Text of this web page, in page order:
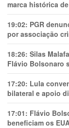
marca histórica
19:02: PGR
por associação
18:26: Silas
Flávio Bolsonaro
17:20: Lula
bilateral e apoio
17:01: Flávio
beneficiam os